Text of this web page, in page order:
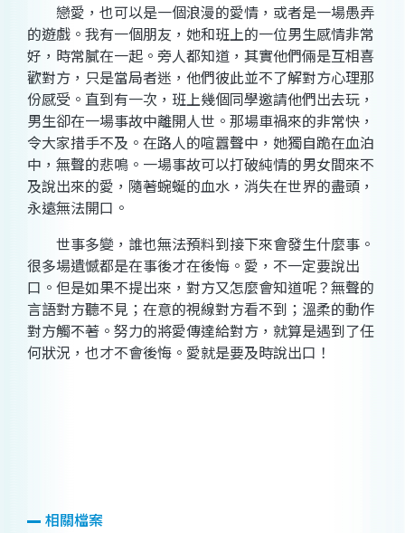
戀愛，也可以是一個浪漫的愛情，或者是一場愚弄
的遊戲。我有一個朋友，她和班上的一位男生感情非常
好，時常膩在一起。旁人都知道，其實他們倆是互相喜
歡對方，只是當局者迷，他們彼此並不了解對方心理那
份感受。直到有一次，班上幾個同學邀請他們出去玩，
男生卻在一場事故中離開人世。那場車禍來的非常快，
令大家措手不及。在路人的喧囂聲中，她獨自跪在血泊
中，無聲的悲鳴。一場事故可以打破純情的男女間來不
及說出來的愛，隨著蜿蜒的血水，消失在世界的盡頭，
永遠無法開口。
世事多變，誰也無法預料到接下來會發生什麼事。
很多場遺憾都是在事後才在後悔。愛，不一定要說出
口。但是如果不提出來，對方又怎麼會知道呢？無聲的
言語對方聽不見；在意的視線對方看不到；溫柔的動作
對方觸不著。努力的將愛傳達給對方，就算是遇到了任
何狀況，也才不會後悔。愛就是要及時說出口！
相關檔案